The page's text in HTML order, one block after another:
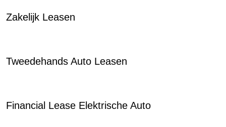
Zakelijk Leasen
Tweedehands Auto Leasen
Financial Lease Elektrische Auto